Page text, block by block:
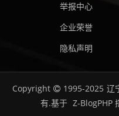
举报中心
企业荣誉
隐私声明
Copyright 1995-2025 辽
有.基于 Z-BlogPHP